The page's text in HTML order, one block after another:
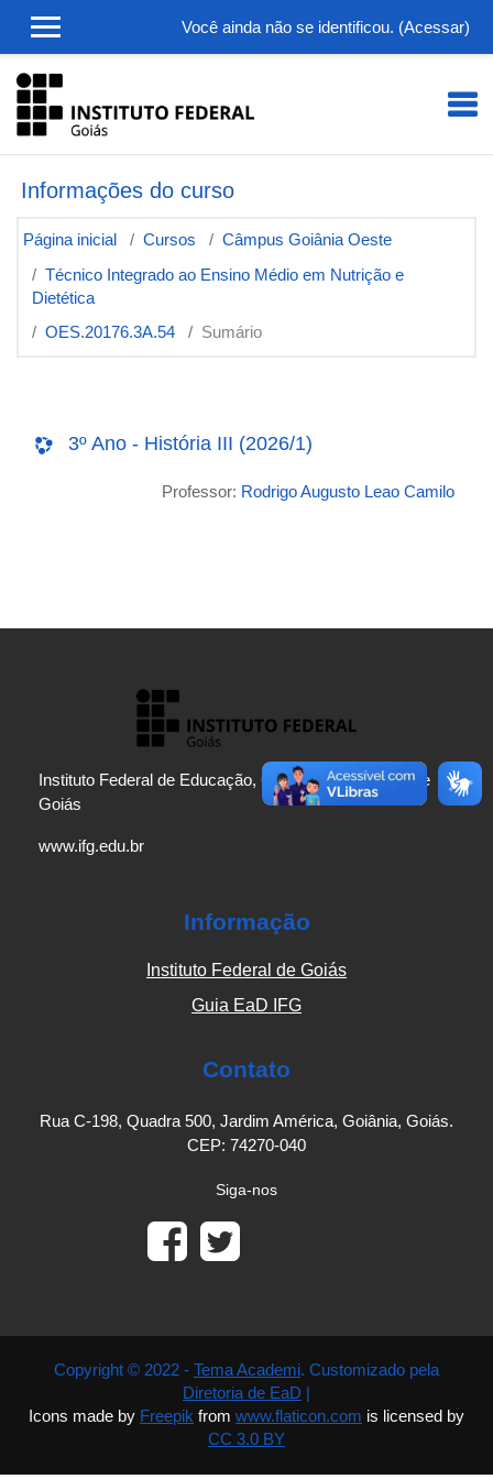
Você ainda não se identificou. (Acessar)
Informações do curso
Página inicial Cursos
Câmpus Goiânia Oeste
Técnico Integrado ao Ensino Médio em Nutrição e
Dietética
OES.20176.3A.54
Sumário
3º Ano - História III (2026/1)
Professor: Rodrigo Augusto Leao Camilo
Instituto Federal de Educação, Ciência e Tecnologia de
Goiás
www.ifg.edu.br
Informação
Instituto Federal de Goiás
Guia EaD IFG
Contato
Rua C-198, Quadra 500, Jardim América, Goiânia, Goiás.
CEP: 74270-040
Siga-nos
Copyright © 2022 - Tema Academi. Customizado pela
Diretoria de EaD
Icons made by Freepik from www.flaticon.com is licensed by
CC 3.0 BY